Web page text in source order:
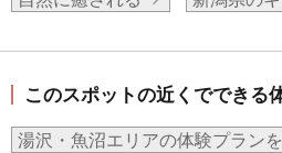
このスポットの近くでできる
湯沢・魚沼エリアの体験プラン